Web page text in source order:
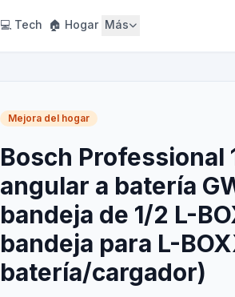
💻 Tech 🏠 Hogar Más
Mejora del hogar
Bosch Professional
angular a batería
bandeja de 1/2 L-
bandeja para L-
batería/cargador)